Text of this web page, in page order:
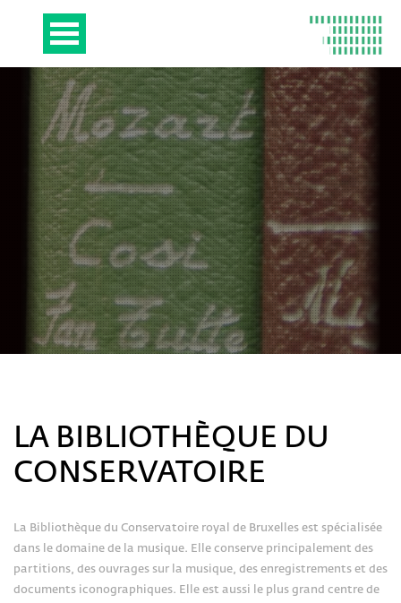
LA BIBLIOTHÈQUE DU
CONSERVATOIRE
La Bibliothèque du Conservatoire royal de Bruxelles est spécialisée
dans le domaine de la musique. Elle conserve principalement des
partitions, des ouvrages sur la musique, des enregistrements et des
documents iconographiques. Elle est aussi le plus grand centre de